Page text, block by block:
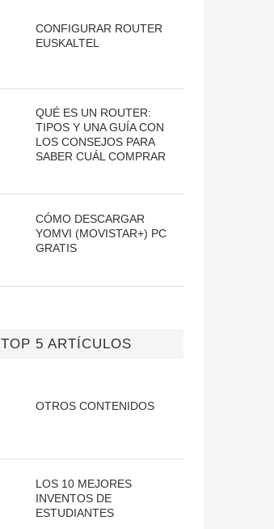
CONFIGURAR ROUTER
EUSKALTEL
QUÉ ES UN ROUTER:
TIPOS Y UNA GUÍA CON
LOS CONSEJOS PARA
SABER CUÁL COMPRAR
CÓMO DESCARGAR
YOMVI (MOVISTAR+) PC
GRATIS
TOP 5 ARTÍCULOS
OTROS CONTENIDOS
LOS 10 MEJORES
INVENTOS DE
ESTUDIANTES